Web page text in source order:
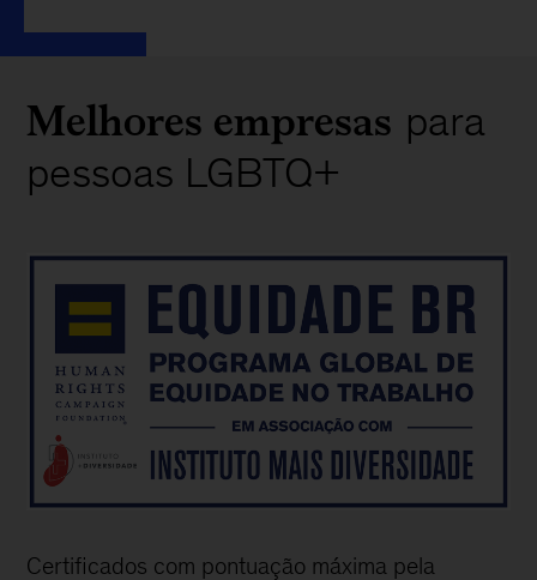
Melhores empresas para
pessoas LGBTQ+
Certificados com pontuação máxima pela